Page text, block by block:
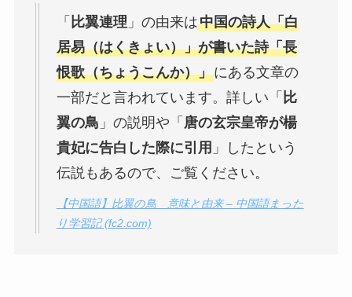
「 比翼連理 」の由来は中国の詩人「白
居易（はくきょい）」が書いた詩「長
恨歌（ちょうこんか）」にある文章の
一部だと言われています。詳しい「 比
翼の鳥 」の説明や「 唐の玄宗皇帝が楊
貴妃に告白した際に引用 」したという
伝説もあるので、ご覧ください。
【中国語】比翼の鳥 意味と由来 – 中国語まった
り学習記 (fc2.com)